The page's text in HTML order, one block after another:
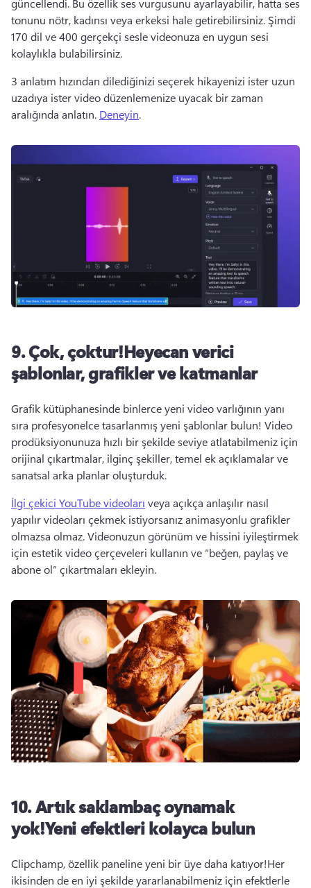
güncellendi. Bu özellik ses vurgusunu ayarlayabilir, hatta ses
tonunu nötr, kadınsı veya erkeksi hale getirebilirsiniz. Şimdi
170 dil ve 400 gerçekçi sesle videonuza en uygun sesi
kolaylıkla bulabilirsiniz.
3 anlatım hızından dilediğinizi seçerek hikayenizi ister uzun
uzadıya ister video düzenlemenize uyacak bir zaman
aralığında anlatın. Deneyin.
9. Çok, çoktur!Heyecan verici
şablonlar, grafikler ve katmanlar
Grafik kütüphanesinde binlerce yeni video varlığının yanı
sıra profesyonelce tasarlanmış yeni şablonlar bulun! Video
prodüksiyonunuza hızlı bir şekilde seviye atlatabilmeniz için
orijinal çıkartmalar, ilginç şekiller, temel ek açıklamalar ve
sanatsal arka planlar oluşturduk.
İlgi çekici YouTube videoları veya açıkça anlaşılır nasıl
yapılır videoları çekmek istiyorsanız animasyonlu grafikler
olmazsa olmaz. Videonuzun görünüm ve hissini iyileştirmek
için estetik video çerçeveleri kullanın ve “beğen, paylaş ve
abone ol” çıkartmaları ekleyin.
10. Artık saklambaç oynamak
yok!Yeni efektleri kolayca bulun
Clipchamp, özellik paneline yeni bir üye daha katıyor!Her
ikisinden de en iyi şekilde yararlanabilmeniz için efektlerle